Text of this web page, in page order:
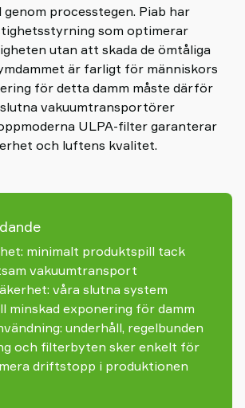
processtegen. Piab har
som optimerar
utan att skada de ömtåliga
är farligt för människors
för detta damm måste därför
slutna vakuumtransportörer
ULPA-filter garanterar
och luftens kvalitet.
minimalt produktspill tack
vakuumtransport
våra slutna system
minskad exponering för damm
underhåll, regelbunden
och filterbyten sker enkelt för
driftstopp i produktionen